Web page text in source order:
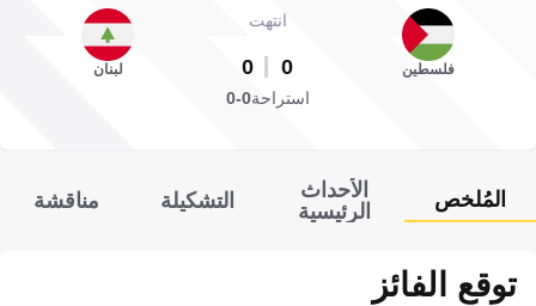
فلسطين
انتهت
0
0 لبنان
استراحة0-0
المُلخص
الأحداث
الرئيسية
التشكيلة مناقشة
توقع الفائز